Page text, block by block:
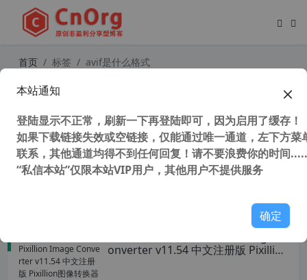
首页 标签 avif是什么格式
PS替代软件 PhotoMind v1.0.4.0 UW
替代PhotoShop 支持avif 、webp、
PSD格式
onverter v11.54 中文注册版 Pixillion
本站通知
登陆显示不正常，刷新一下再登陆即可，因为启用了缓存！
如果下载链接失效或空链接，仅能通过唯一通道，左下方菜
联系，其他通道均得不到任何回复！请不要浪费你的时间
“私信本站”仅限本站VIP用户，其他用户不提供服务
确定